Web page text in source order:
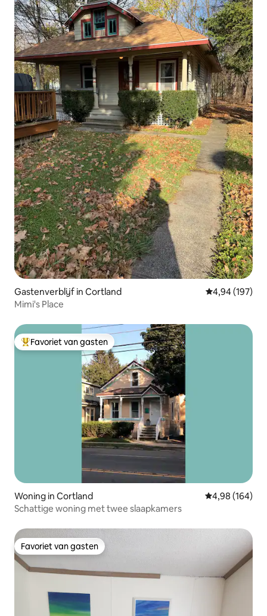
Gastenverblijf in Cortland Gemiddelde
4,94 (197)
Mimi's Place
Topfavoriet van gasten
Favoriet van gasten
Woning in Cortland Gemiddelde
4,98 (164)
Schattige woning met twee slaapkamers
Favoriet van gasten
Favoriet van gasten